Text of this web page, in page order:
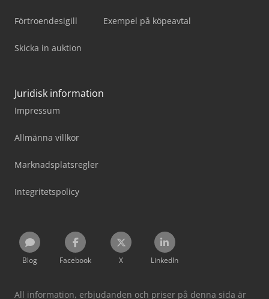
Förtroendesigill
Skicka in auktion
Exempel på köpeavtal
Juridisk information
Impressum
Allmänna villkor
Marknadsplatsregler
Integritetspolicy
Blog Facebook X LinkedIn
All information, erbjudanden och priser på denna sida är